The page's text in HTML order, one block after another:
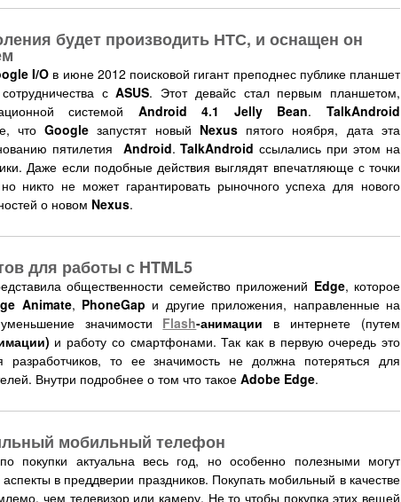
будет производить НТС, и оснащен он
I/O в июне 2012 поисковой гигант преподнес публике планшет
сASUS. Этот девайс стал первым планшетом,
системой Android 4.1 Jelly Bean.TalkAndroid
чтоGoogle запустят новый Nexusпятого ноября, дата эта
пятилетия Android.TalkAndroid ссылались при этом на
Даже если подобные действия выглядят впечатляюще с точки
никто не может гарантировать рыночного успеха для нового
о новом Nexus.
для работы с HTML5
общественности семейство приложений Edge, которое
Animate, PhoneGap и другие приложения, направленные на
значимости Flash-анимации в интернете (путем
и работу со смартфонами. Так как в первую очередь это
разработчиков, то ее значимость не должна потеряться для
Внутри подробнее о том что такое Adobe Edge.
мобильный телефон
покупки актуальна весь год, но особенно полезными могут
в преддверии праздников. Покупать мобильный в качестве
чем телевизор или камеру. Не то чтобы покупка этих вещей